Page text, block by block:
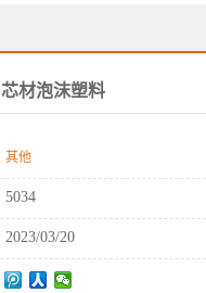
芯材泡沫塑料
其他
5034
2023/03/20